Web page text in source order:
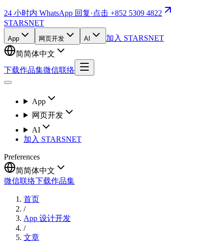
24 小时内 WhatsApp 回复·点击 +852 5309 4822
STARSNET
App 网页开发 AI
加入 STARSNET
简简体中文
下载作品集微信联络
App
网页开发
AI
加入 STARSNET
Preferences
简简体中文
微信联络下载作品集
首页
/
App 设计开发
/
文章